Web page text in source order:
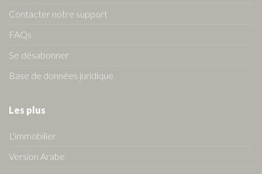
Contacter notre support
FAQs
Se désabonner
Base de données juridique
Les plus
L'immobilier
Version Arabe